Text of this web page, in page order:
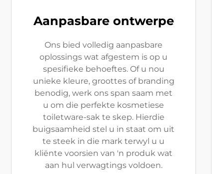
Aanpasbare ontwerpe
Ons bied volledig aanpasbare
oplossings wat afgestem is op u
spesifieke behoeftes. Of u nou
unieke kleure, groottes of branding
benodig, werk ons span saam met
u om die perfekte kosmetiese
toiletware-sak te skep. Hierdie
buigsaamheid stel u in staat om uit
te steek in die mark terwyl u u
kliënte voorsien van 'n produk wat
aan hul verwagtings voldoen.